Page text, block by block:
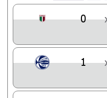
0
1